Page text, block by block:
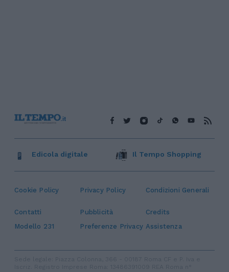
Cookie Policy Privacy Policy Condizioni Generali
Contatti Pubblicità
Credits
Modello 231
Preferenze Privacy Assistenza
Edicola digitale Il Tempo Shopping